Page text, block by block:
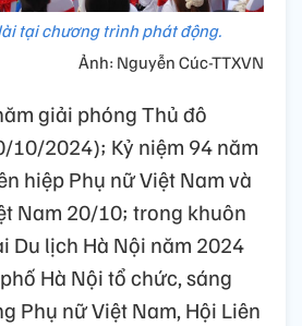
tại chương trình phát động.
Ảnh: Nguyễn Cúc-TTXVN
giải phóng Thủ đô
10/2024); Kỷ niệm 94 năm
hiệp Phụ nữ Việt Nam và
Nam 20/10; trong khuôn
Du lịch Hà Nội năm 2024
Hà Nội tổ chức, sáng
Phụ nữ Việt Nam, Hội Liên